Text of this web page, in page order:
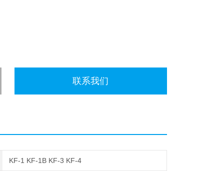
联系我们
KF-1 KF-1B KF-3 KF-4